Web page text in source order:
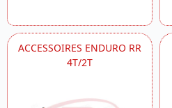
ACCESSOIRES ENDURO RR
4T/2T